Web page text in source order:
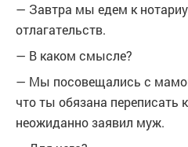
— Завтра мы едем к
отлагательств.
— В каком смысле?
— Мы посовещались с
что ты обязана переписать
неожиданно заявил муж.